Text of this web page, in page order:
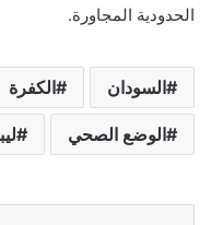
الحدودية المجاورة.
السودان الكفرة
الوضع الصحي